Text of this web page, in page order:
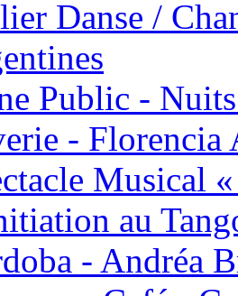
Danse /
Public -
- Florencia
Musical
au
- Andréa